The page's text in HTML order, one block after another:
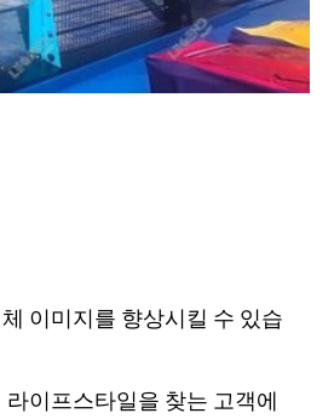
이미지를 향상시킬 수 있습
이프스타일을 찾는 고객에